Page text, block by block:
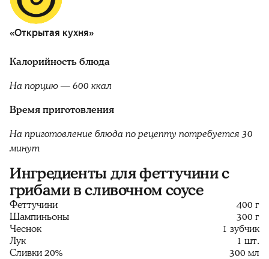
«Открытая кухня»
Калорийность блюда
На порцию — 600 ккал
Время приготовления
На приготовление блюда по рецепту потребуется 30
минут
Ингредиенты для феттучини с
грибами в сливочном соусе
Феттучини
400 г
Шампиньоны
300 г
Чеснок
1 зубчик
Лук
1 шт.
Сливки 20%
300 мл